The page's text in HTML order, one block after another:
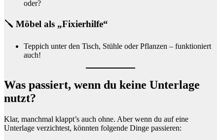
oder?
🪛 Möbel als „Fixierhilfe“
Teppich unter den Tisch, Stühle oder Pflanzen – funktioniert
auch!
Was passiert, wenn du keine Unterlage
nutzt?
Klar, manchmal klappt’s auch ohne. Aber wenn du auf eine
Unterlage verzichtest, könnten folgende Dinge passieren: